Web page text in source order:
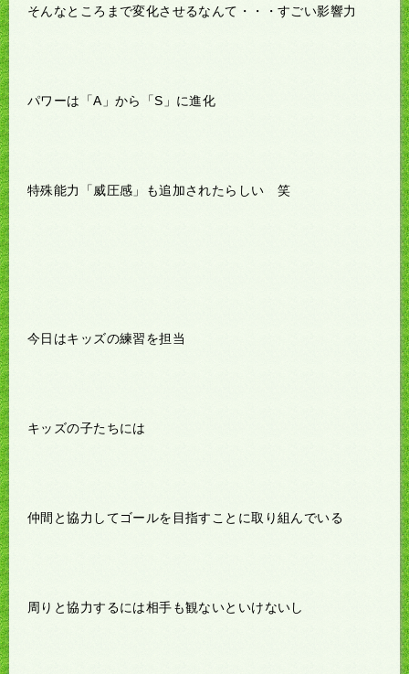
そんなところまで変化させるなんて・・・すごい影響力
パワーは「A」から「S」に進化
特殊能力「威圧感」も追加されたらしい 笑
今日はキッズの練習を担当
キッズの子たちには
仲間と協力してゴールを目指すことに取り組んでいる
周りと協力するには相手も観ないといけないし